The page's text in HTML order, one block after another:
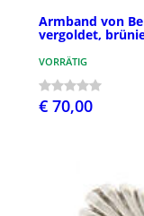
Armband von
vergoldet,
VORRÄTIG
€ 70,00